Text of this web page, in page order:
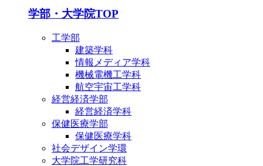
学部・大学院TOP
工学部
建築学科
情報メディア学科
機械電機工学科
航空宇宙工学科
経営経済学部
経営経済学科
保健医療学部
保健医療学科
社会デザイン学環
大学院工学研究科